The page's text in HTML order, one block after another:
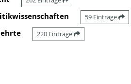
59 Einträge
220 Einträge